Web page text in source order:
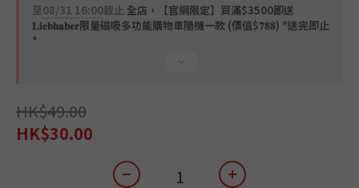
至08/31 16:00截止 全店，【官網限定】買滿$3500即送
𝐋𝐢𝐞𝐛𝐡𝐚𝐛𝐞𝐫限量磁吸多功能購物車隨機一款 (價值$𝟕𝟖𝟖) *送完即止
*
HK$49.00
HK$30.00